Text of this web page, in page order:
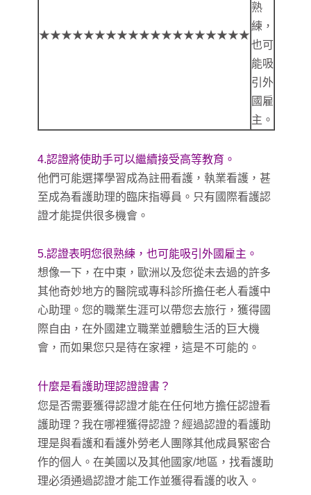
★★★★★★★★★★★★★★★★★★★
熟
練，
也可
能吸
引外
國雇
主。
4.認證將使助手可以繼續接受高等教育。
他們可能選擇學習成為註冊看護，執業看護，甚
至成為看護助理的臨床指導員。只有國際看護認
證才能提供很多機會。
5.認證表明您很熟練，也可能吸引外國雇主。
想像一下，在中東，歐洲以及您從未去過的許多
其他奇妙地方的醫院或專科診所擔任老人看護中
心助理。您的職業生涯可以帶您去旅行，獲得國
際自由，在外國建立職業並體驗生活的巨大機
會，而如果您只是待在家裡，這是不可能的。
什麼是看護助理認證證書？
您是否需要獲得認證才能在任何地方擔任認證看
護助理？我在哪裡獲得認證？經過認證的看護助
理是與看護和看護外勞老人團隊其他成員緊密合
作的個人。在美國以及其他國家/地區，找看護助
理必須通過認證才能工作並獲得看護的收入。